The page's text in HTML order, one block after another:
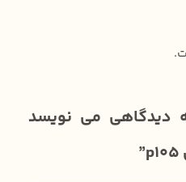
دیدگاهی می نویسد